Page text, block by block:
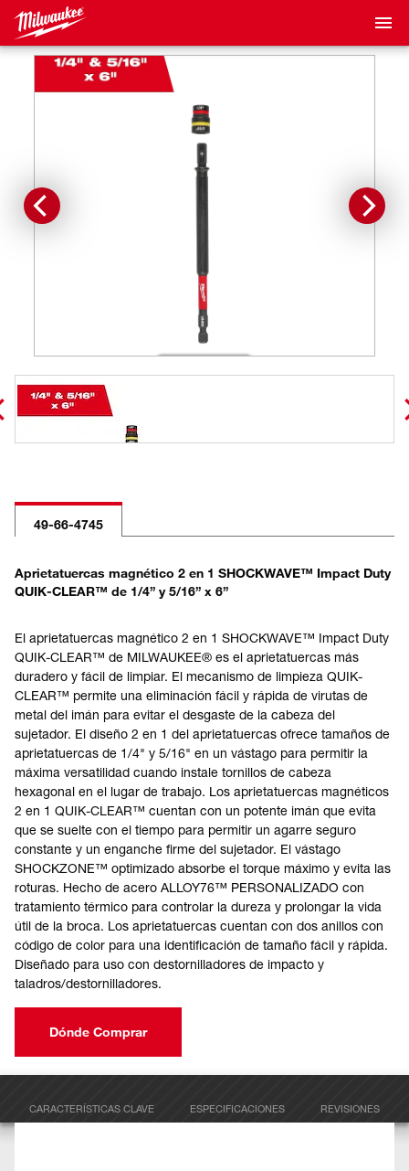
49-66-4745
Aprietatuercas magnético 2 en 1 SHOCKWAVE™ Impact Duty
QUIK-CLEAR™ de 1/4” y 5/16” x 6”
El aprietatuercas magnético 2 en 1 SHOCKWAVE™ Impact Duty
QUIK-CLEAR™ de MILWAUKEE® es el aprietatuercas más
duradero y fácil de limpiar. El mecanismo de limpieza QUIK-
CLEAR™ permite una eliminación fácil y rápida de virutas de
metal del imán para evitar el desgaste de la cabeza del
sujetador. El diseño 2 en 1 del aprietatuercas ofrece tamaños de
aprietatuercas de 1/4" y 5/16" en un vástago para permitir la
máxima versatilidad cuando instale tornillos de cabeza
hexagonal en el lugar de trabajo. Los aprietatuercas magnéticos
2 en 1 QUIK-CLEAR™ cuentan con un potente imán que evita
que se suelte con el tiempo para permitir un agarre seguro
constante y un enganche firme del sujetador. El vástago
SHOCKZONE™ optimizado absorbe el torque máximo y evita las
roturas. Hecho de acero ALLOY76™ PERSONALIZADO con
tratamiento térmico para controlar la dureza y prolongar la vida
útil de la broca. Los aprietatuercas cuentan con dos anillos con
código de color para una identificación de tamaño fácil y rápida.
Diseñado para uso con destornilladores de impacto y
taladros/destornilladores.
Dónde Comprar
CARACTERÍSTICAS CLAVE ESPECIFICACIONES REVISIONES